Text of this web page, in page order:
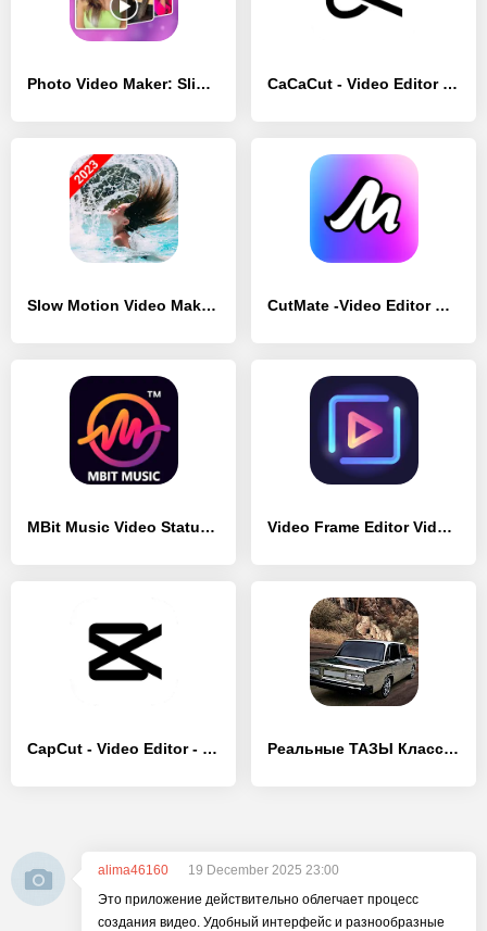
Photo Video Maker: Slideshows - [Без рекламы] CaCaCut - Video Editor & Maker - [Полная версия]
Slow Motion Video Maker - [Полная версия] CutMate -Video Editor Maker - [Полная версия]
MBit Music Video Status Maker - [Полная версия] Video Frame Editor Video Maker - [Премиум версия]
CapCut - Video Editor - [Полная версия] Реальные ТАЗЫ Классика
alima46160
19 December 2025 23:00
Это приложение действительно облегчает процесс
создания видео. Удобный интерфейс и разнообразные